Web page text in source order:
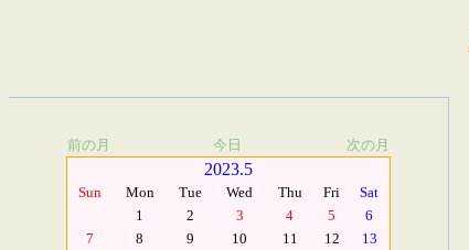
前の月 今日 次の月
2023.5
Sun Mon Tue Wed Thu Fri
Sat
1
2 3 4 5
6
7
8 9 10 11 12
13